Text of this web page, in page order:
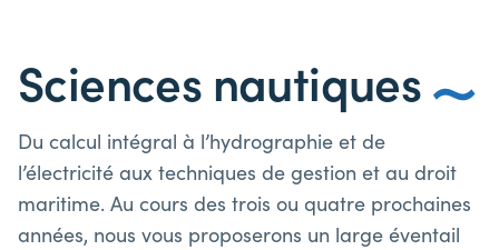
Sciences nautiques
Du calcul intégral à l’hydrographie et de
l’électricité aux techniques de gestion et au droit
maritime. Au cours des trois ou quatre prochaines
années, nous vous proposerons un large éventail